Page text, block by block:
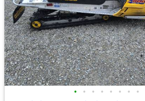
• • • • • • • •